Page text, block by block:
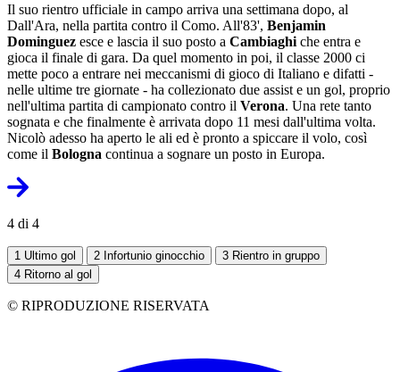
Il suo rientro ufficiale in campo arriva una settimana dopo, al
Dall'Ara, nella partita contro il Como. All'83', Benjamin
Dominguez esce e lascia il suo posto a Cambiaghi che entra e
gioca il finale di gara. Da quel momento in poi, il classe 2000 ci
mette poco a entrare nei meccanismi di gioco di Italiano e difatti -
nelle ultime tre giornate - ha collezionato due assist e un gol, proprio
nell'ultima partita di campionato contro il Verona. Una rete tanto
sognata e che finalmente è arrivata dopo 11 mesi dall'ultima volta.
Nicolò adesso ha aperto le ali ed è pronto a spiccare il volo, così
come il Bologna continua a sognare un posto in Europa.
4 di 4
1 Ultimo gol 2 Infortunio ginocchio 3 Rientro in gruppo
4 Ritorno al gol
© RIPRODUZIONE RISERVATA